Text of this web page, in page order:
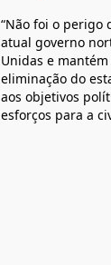
“Não foi o
atual governo
Unidas e
eliminação do
aos objetivos
esforços para a